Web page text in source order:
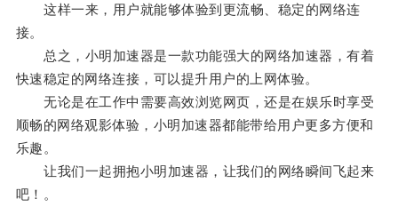
这样一来，用户就能够体验到更流畅、稳定的网络连
接。
总之，小明加速器是一款功能强大的网络加速器，有着
快速稳定的网络连接，可以提升用户的上网体验。
无论是在工作中需要高效浏览网页，还是在娱乐时享受
顺畅的网络观影体验，小明加速器都能带给用户更多方便和
乐趣。
让我们一起拥抱小明加速器，让我们的网络瞬间飞起来
吧！。